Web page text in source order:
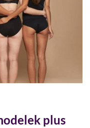
plus